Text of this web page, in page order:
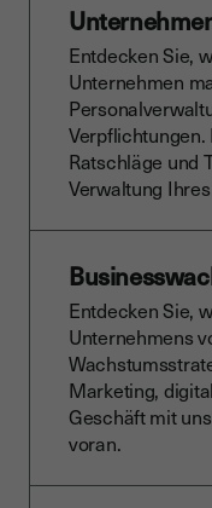
Entdecken Sie,
Unternehmen
Ratschläge und
Verwaltung
Entdecken Sie,
Unternehmens
Marketing,
Geschäft mit
voran.